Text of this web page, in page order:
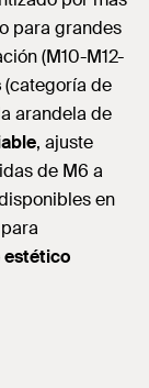
para grandes
(M10-M12-
(categoría de
arandela de
, ajuste
de M6 a
en
estético